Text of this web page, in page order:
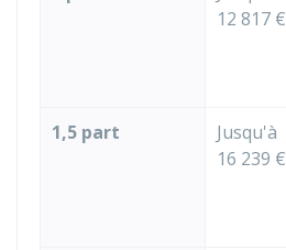
12 817 €
1,5 part
Jusqu'à
16 239 €